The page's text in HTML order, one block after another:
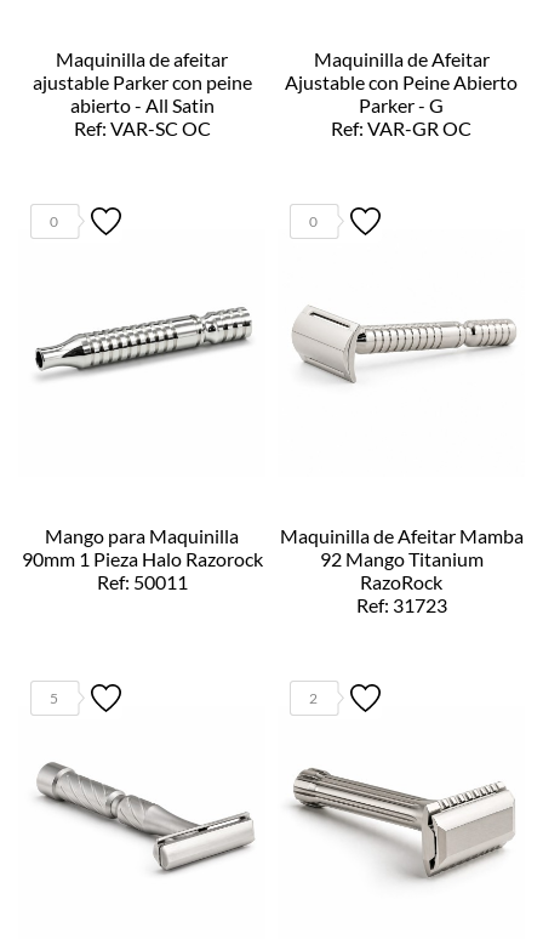
Maquinilla de afeitar
ajustable Parker con peine
abierto - All Satin
Ref: VAR-SC OC
Maquinilla de Afeitar
Ajustable con Peine Abierto
Parker - G
Ref: VAR-GR OC
0
Mango para Maquinilla
90mm 1 Pieza Halo Razorock
Ref: 50011
0
Maquinilla de Afeitar Mamba
92 Mango Titanium
RazoRock
Ref: 31723
5 2